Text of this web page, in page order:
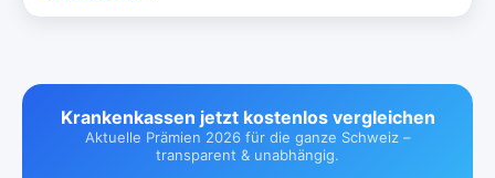
Krankenkassen jetzt kostenlos vergleichen
Aktuelle Prämien 2026 für die ganze Schweiz –
transparent & unabhängig.